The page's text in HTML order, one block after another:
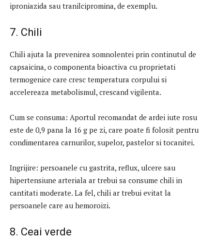
iproniazida sau tranilcipromina, de exemplu.
7. Chili
Chili ajuta la prevenirea somnolentei prin continutul de
capsaicina, o componenta bioactiva cu proprietati
termogenice care cresc temperatura corpului si
accelereaza metabolismul, crescand vigilenta.
Cum se consuma: Aportul recomandat de ardei iute rosu
este de 0,9 pana la 16 g pe zi, care poate fi folosit pentru
condimentarea carnurilor, supelor, pastelor si tocanitei.
Ingrijire: persoanele cu gastrita, reflux, ulcere sau
hipertensiune arteriala ar trebui sa consume chili in
cantitati moderate. La fel, chili ar trebui evitat la
persoanele care au hemoroizi.
8. Ceai verde